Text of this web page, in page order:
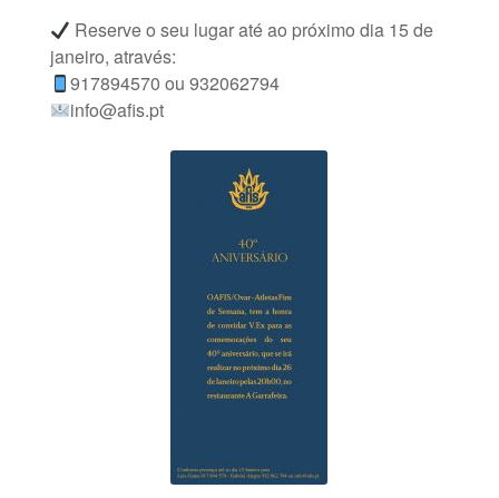
Reserve o seu lugar até ao próximo dia 15 de
janeiro, através:
917894570 ou 932062794
info@afis.pt